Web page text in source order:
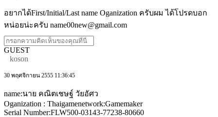
อยากได้First/Initial/Last name Oganization ครับผม ได้โปรดบอก
หน่อยน่ะครับ name00new@gmail.com
GUEST
koson
30 พฤศจิกายน 2555 11:36:45
name:นาย คณิตเชษฐ์ วัยอัศว
Oganization : Thaigamenetwork:Gamemaker
Serial Number:FLW500-03143-77238-80660